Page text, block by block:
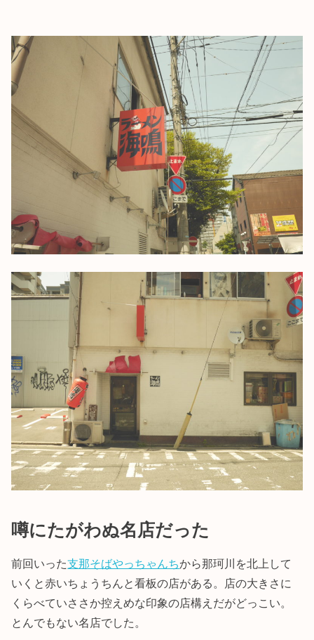
噂にたがわぬ名店だった
前回いった支那そばやっちゃんちから那珂川を北上して
いくと赤いちょうちんと看板の店がある。店の大きさに
くらべていささか控えめな印象の店構えだがどっこい。
とんでもない名店でした。